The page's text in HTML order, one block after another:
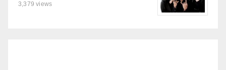
3,379 views